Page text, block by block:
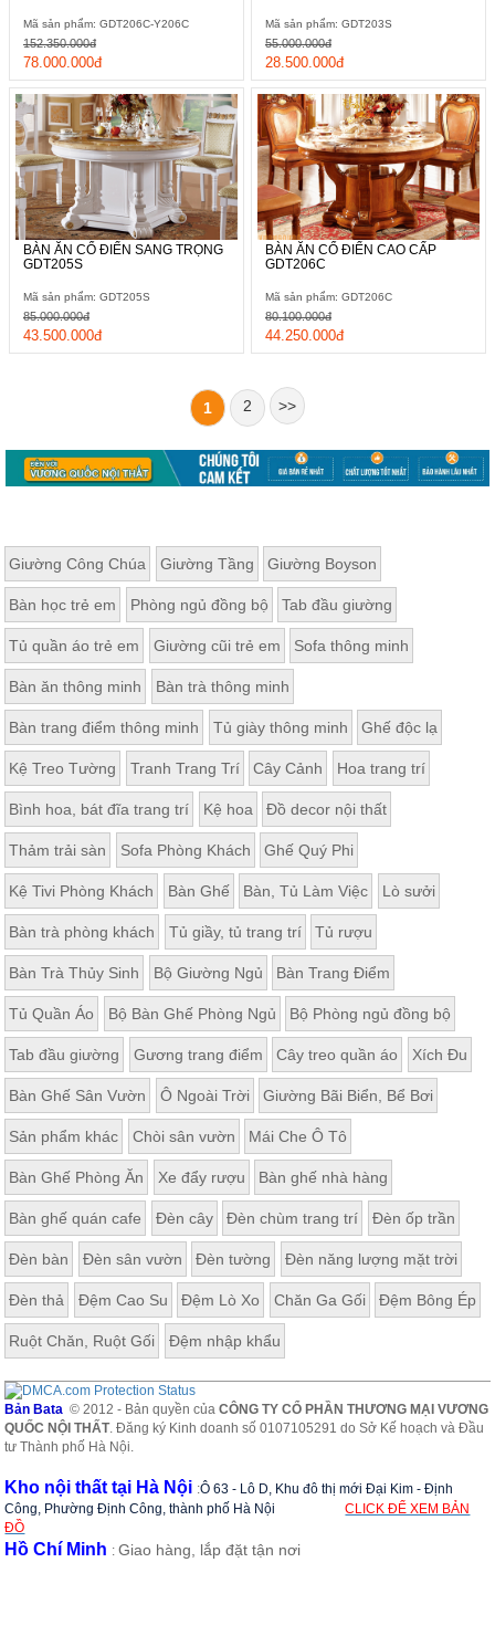
Mã sản phẩm: GDT206C-Y206C
78.000.000đ
152.350.000đ
Mã sản phẩm: GDT203S
28.500.000đ
55.000.000đ
BÀN ĂN CỔ ĐIỂN SANG TRỌNG
GDT205S
Mã sản phẩm: GDT205S
43.500.000đ
85.000.000đ
BÀN ĂN CỔ ĐIỂN CAO CẤP
GDT206C
Mã sản phẩm: GDT206C
44.250.000đ
80.100.000đ
1 2 >>
Giường Công Chúa Giường Tầng Giường Boyson
Bàn học trẻ em Phòng ngủ đồng bộ Tab đầu giường
Tủ quần áo trẻ em Giường cũi trẻ em Sofa thông minh
Bàn ăn thông minh Bàn trà thông minh
Bàn trang điểm thông minh Tủ giày thông minh Ghế độc lạ
Kệ Treo Tường Tranh Trang Trí Cây Cảnh Hoa trang trí
Bình hoa, bát đĩa trang trí Kệ hoa Đồ decor nội thất
Thảm trải sàn Sofa Phòng Khách Ghế Quý Phi
Kệ Tivi Phòng Khách Bàn Ghế Bàn, Tủ Làm Việc Lò sưởi
Bàn trà phòng khách Tủ giầy, tủ trang trí Tủ rượu
Bàn Trà Thủy Sinh Bộ Giường Ngủ Bàn Trang Điểm
Tủ Quần Áo Bộ Bàn Ghế Phòng Ngủ Bộ Phòng ngủ đồng bộ
Tab đầu giường Gương trang điểm Cây treo quần áo Xích Đu
Bàn Ghế Sân Vườn Ô Ngoài Trời Giường Bãi Biển, Bể Bơi
Sản phẩm khác Chòi sân vườn Mái Che Ô Tô
Bàn Ghế Phòng Ăn Xe đẩy rượu Bàn ghế nhà hàng
Bàn ghế quán cafe Đèn cây Đèn chùm trang trí Đèn ốp trần
Đèn bàn Đèn sân vườn Đèn tường Đèn năng lượng mặt trời
Đèn thả Đệm Cao Su Đệm Lò Xo Chăn Ga Gối Đệm Bông Ép
Ruột Chăn, Ruột Gối Đệm nhập khẩu
Bản Bata © 2012 - Bản quyền củaCÔNG TY CỔ PHẦN THƯƠNG MẠI VƯƠNG
QUỐC NỘI THẤT. Đăng ký Kinh doanh số 0107105291 do Sở Kế hoạch và Đầu
tư Thành phố Hà Nội.
Kho nội thất tại Hà Nội :Ô 63 - Lô D, Khu đô thị mới Đại Kim - Định
Công, Phường Định Công, thành phố Hà Nội
CLICK ĐỂ XEM BẢN
ĐỒ
Hồ Chí Minh :Giao hàng, lắp đặt tận nơi